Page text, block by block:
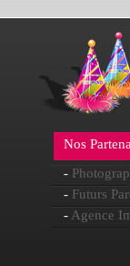
Nos
-
- Futurs
- Agence